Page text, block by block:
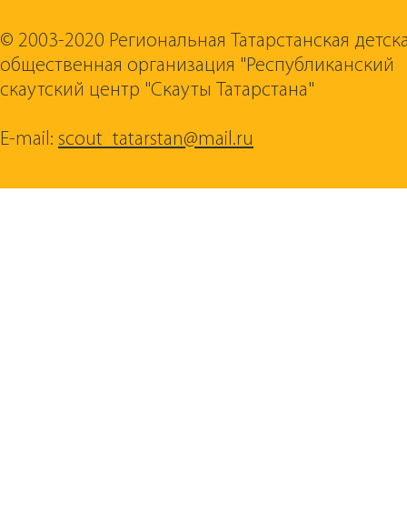
© 2003-2020 Региональная Татарстанская
общественная организация "Республиканский
скаутский центр "Скауты Татарстана"
E-mail: scout_tatarstan@mail.ru